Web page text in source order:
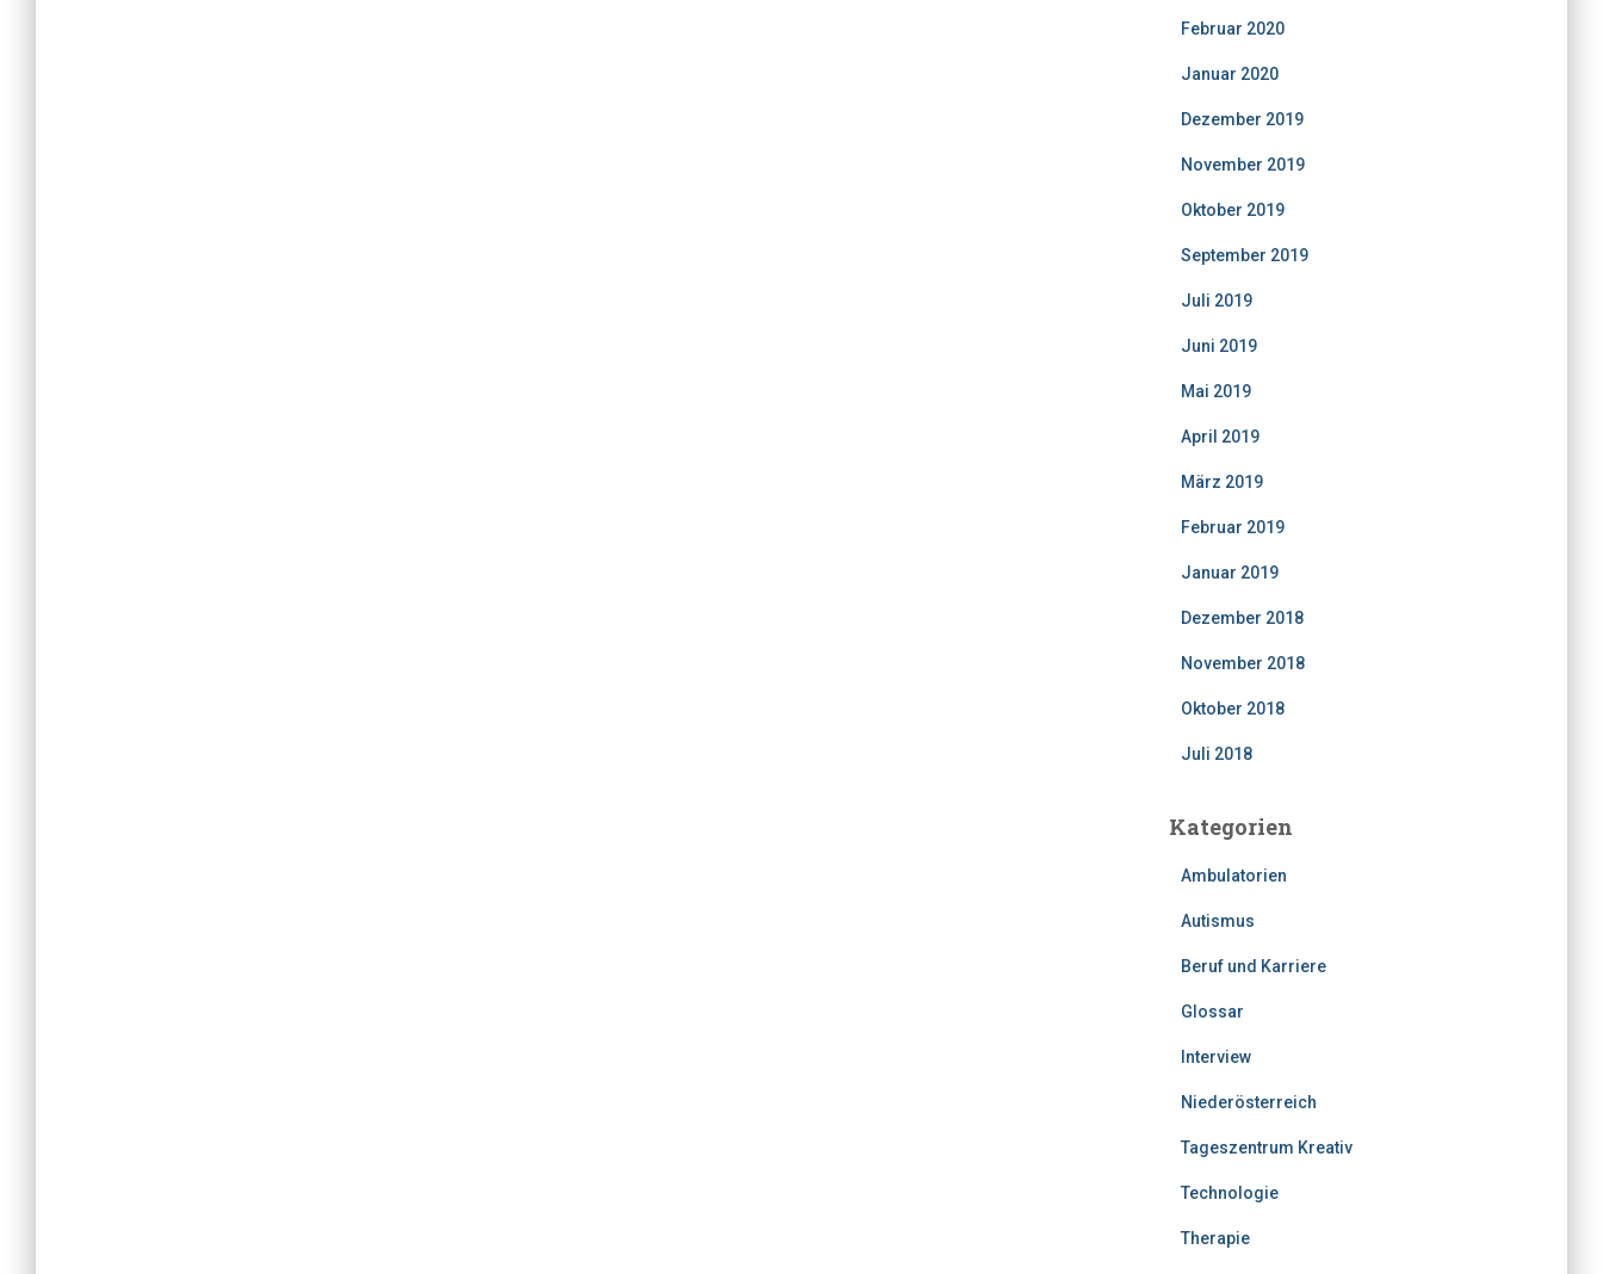
Februar 2020
Januar 2020
Dezember 2019
November 2019
Oktober 2019
September 2019
Juli 2019
Juni 2019
Mai 2019
April 2019
März 2019
Februar 2019
Januar 2019
Dezember 2018
November 2018
Oktober 2018
Juli 2018
Kategorien
Ambulatorien
Autismus
Beruf und Karriere
Glossar
Interview
Niederösterreich
Tageszentrum Kreativ
Technologie
Therapie